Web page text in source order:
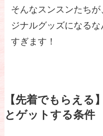
そんなスンスンたち
ジナルグッズになる
すぎます！
【先着でもらえる
とゲットする条件